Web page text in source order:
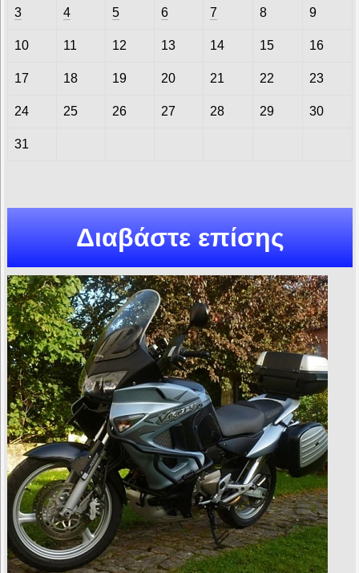
3 4 5 6 7 8 9
10 11 12 13 14 15 16
17 18 19 20 21 22 23
24 25 26 27 28 29 30
31
Διαβάστε επίσης